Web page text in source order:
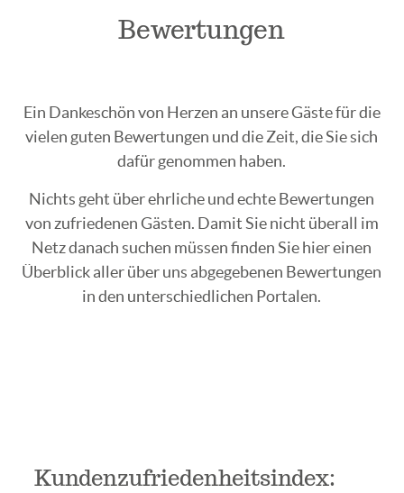
Bewertungen
Ein Dankeschön von Herzen an unsere Gäste für die
vielen guten Bewertungen und die Zeit, die Sie sich
dafür genommen haben.
Nichts geht über ehrliche und echte Bewertungen
von zufriedenen Gästen. Damit Sie nicht überall im
Netz danach suchen müssen finden Sie hier einen
Überblick aller über uns abgegebenen Bewertungen
in den unterschiedlichen Portalen.
Kundenzufriedenheitsindex: